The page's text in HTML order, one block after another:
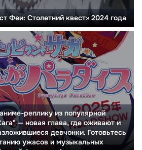
Феи: Столетний квест» 2024 года
реплику из популярной
— новая глава, где оживают и
девчонки. Готовьтесь
ужасов и музыкальных